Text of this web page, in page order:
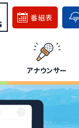
番組表
アナウンサー